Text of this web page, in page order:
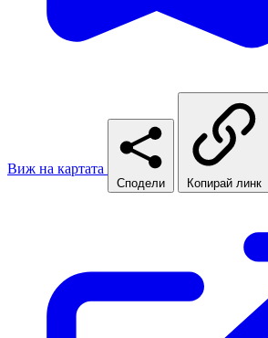
Виж на картата
Сподели Копирай линк